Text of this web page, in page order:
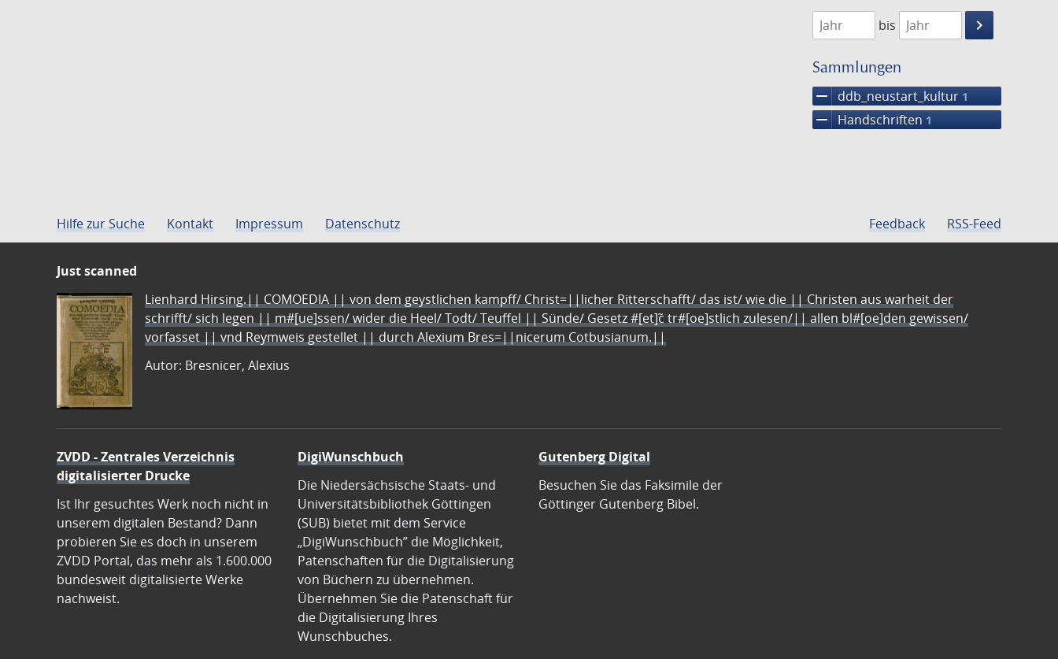
1474
1475
bis
keyboard_arrow_right
Suche
Sammlungen
remove ddb_neustart_kultur 1
remove Handschriften 1
Hilfe zur Suche Kontakt Impressum Datenschutz Feedback RSS-Feed
Just scanned
Lienhard Hirsing.|| COMOEDIA || von dem geystlichen kampff/ Christ=||licher Ritterschafft/ das ist/ wie die || Christen aus warheit der
schrifft/ sich legen || m#[ue]ssen/ wider die Heel/ Todt/ Teuffel || Sünde/ Gesetz #[et]c̃ tr#[oe]stlich zulesen/|| allen bl#[oe]den gewissen/
vorfasset || vnd Reymweis gestellet || durch Alexium Bres=||nicerum Cotbusianum.||
Autor: Bresnicer, Alexius
ZVDD - Zentrales Verzeichnis
digitalisierter Drucke
Ist Ihr gesuchtes Werk noch nicht in
unserem digitalen Bestand? Dann
probieren Sie es doch in unserem
ZVDD Portal, das mehr als 1.600.000
bundesweit digitalisierte Werke
nachweist.
DigiWunschbuch
Die Niedersächsische Staats- und
Universitätsbibliothek Göttingen
(SUB) bietet mit dem Service
„DigiWunschbuch” die Möglichkeit,
Patenschaften für die Digitalisierung
von Büchern zu übernehmen.
Übernehmen Sie die Patenschaft für
die Digitalisierung Ihres
Wunschbuches.
Gutenberg Digital
Besuchen Sie das Faksimile der
Göttinger Gutenberg Bibel.